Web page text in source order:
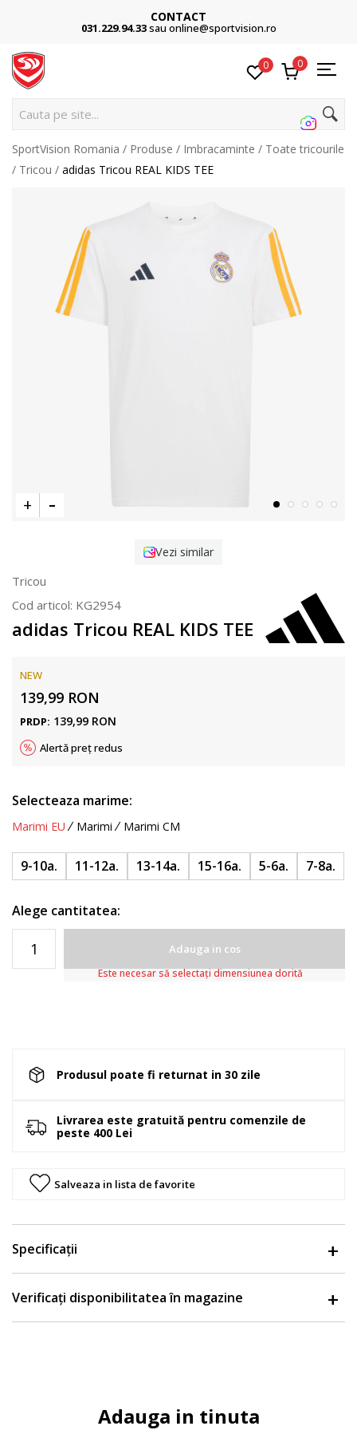
CONTACT
031.229.94.33sau online@sportvision.ro
0 0
Ca
SportVision Romania Produse Imbracaminte
Toate tricourile
Tricou
adidas Tricou REAL KIDS TEE
Vezi similar
Tricou
Cod articol: KG2954
adidas Tricou REAL KIDS TEE
NEW
139,99 RON
PRDP: 139,99 RON
Alertă preț redus
Selecteaza marime:
Marimi EU Marimi Marimi CM
9-10a. 11-12a. 13-14a. 15-16a. 5-6a. 7-8a.
Alege cantitatea:
Adauga in cos
Este necesar să selectați dimensiunea dorită
Produsul poate fi returnat in 30 zile
Livrarea este gratuită pentru comenzile de
peste 400 Lei
Salveaza in lista de favorite
Specificații
Verificați disponibilitatea în magazine
Adauga in tinuta